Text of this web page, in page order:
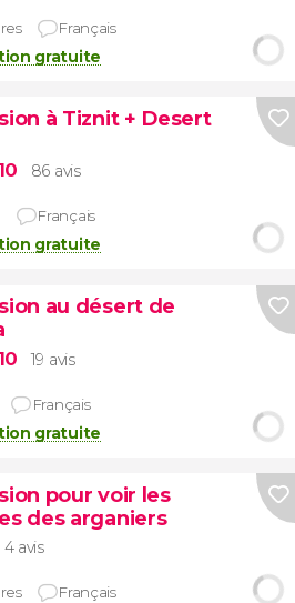
Français
gratuite
à Tiznit + Desert
86 avis
Français
gratuite
au désert de
19 avis
Français
gratuite
pour voir les
des arganiers
4 avis
Français